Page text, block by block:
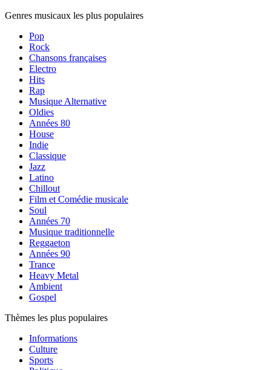
Genres musicaux les plus populaires
Pop
Rock
Chansons françaises
Electro
Hits
Rap
Musique Alternative
Oldies
Années 80
House
Indie
Classique
Jazz
Latino
Chillout
Film et Comédie musicale
Soul
Années 70
Musique traditionnelle
Reggaeton
Années 90
Trance
Heavy Metal
Ambient
Gospel
Thèmes les plus populaires
Informations
Culture
Sports